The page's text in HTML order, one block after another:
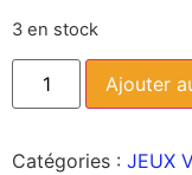
3 en stock
Ajouter
Catégories : JEUX